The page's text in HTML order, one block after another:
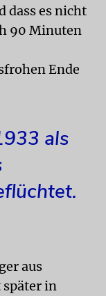
dass es nicht
90 Minuten
Ende
als
aus
in